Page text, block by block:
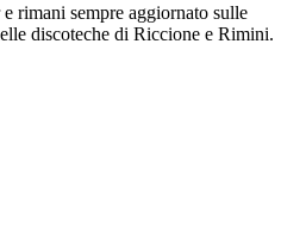
rimani sempre aggiornato sulle
discoteche di Riccione e Rimini.